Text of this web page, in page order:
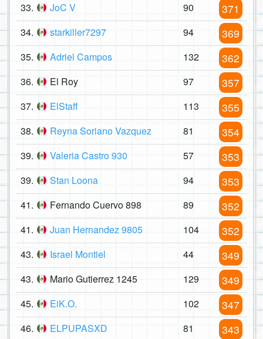
33. JoC V 90 371
34. starkiller7297 94 369
35. Adriel Campos 132 362
36. El Roy 97 357
37. ElStaff 113 355
38. Reyna Soriano Vazquez 81 354
39. Valeria Castro 930 57 353
39. Stan Loona 94 353
41. Fernando Cuervo 898 89 352
41. Juan Hernandez 9805 104 352
43. Israel Montiel 44 349
43. Mario Gutierrez 1245 129 349
45. EiK.O. 102 347
46. ELPUPASXD 81 343